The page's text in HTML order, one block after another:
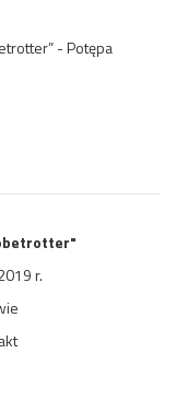
- Potępa
r.